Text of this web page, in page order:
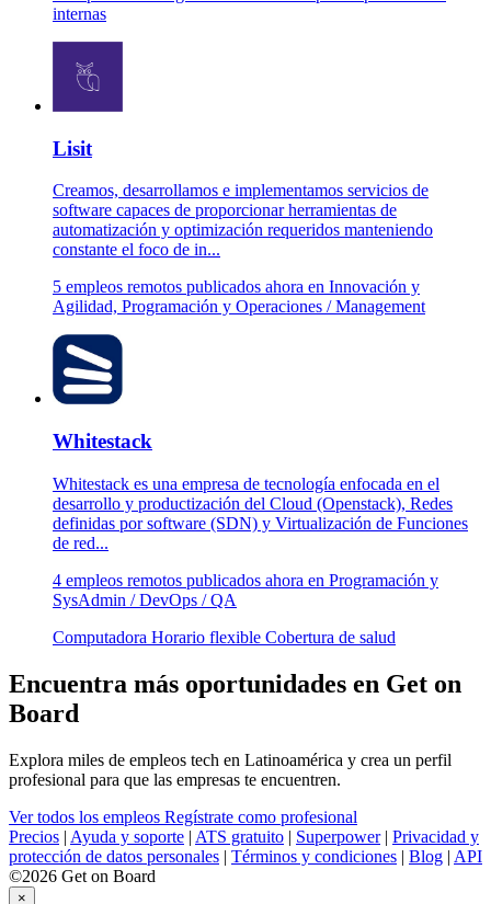
internas
Lisit
Creamos, desarrollamos e implementamos servicios de
software capaces de proporcionar herramientas de
automatización y optimización requeridos manteniendo
constante el foco de in...
5 empleos remotos publicados ahora en Innovación y
Agilidad, Programación y Operaciones / Management
Whitestack
Whitestack es una empresa de tecnología enfocada en el
desarrollo y productización del Cloud (Openstack), Redes
definidas por software (SDN) y Virtualización de Funciones
de red...
4 empleos remotos publicados ahora en Programación y
SysAdmin / DevOps / QA
Computadora Horario flexible Cobertura de salud
Encuentra más oportunidades en Get on
Board
Explora miles de empleos tech en Latinoamérica y crea un perfil
profesional para que las empresas te encuentren.
Ver todos los empleos Regístrate como profesional
Precios | Ayuda y soporte | ATS gratuito | Superpower| Privacidad y
protección de datos personales | Términos y condiciones | Blog | API
©2026 Get on Board
×